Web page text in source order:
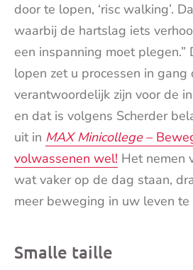
door te lopen, ‘risc walking’.
waarbij de hartslag iets
een inspanning moet plegen.”
lopen zet u processen in gang
verantwoordelijk zijn voor de
en dat is volgens Scherder
uit in MAX Minicollege–
volwassenen wel! Het nemen
wat vaker op de dag staan,
meer beweging in uw leven te
Smalle taille